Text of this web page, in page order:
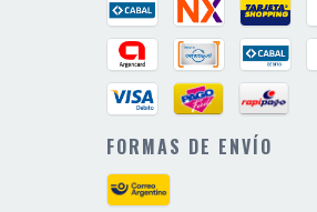
FORMAS DE ENVÍO